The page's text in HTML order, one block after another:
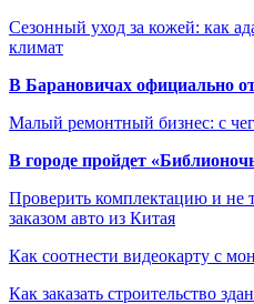
Сезонный уход за кожей: как
климат
В Барановичах официально
Малый ремонтный бизнес: с
В городе пройдет
Проверить комплектацию и не
заказом авто из Китая
Как соотнести видеокарту с
Как заказать строительство